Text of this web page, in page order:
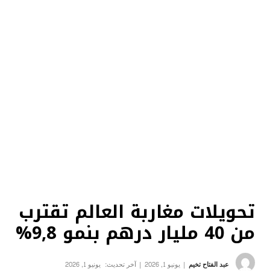
تحويلات مغاربة العالم تقترب
من 40 مليار درهم بنمو 9,8%
عبد الفتاح تخيم يونيو 1, 2026 آخر تحديث: يونيو 1, 2026